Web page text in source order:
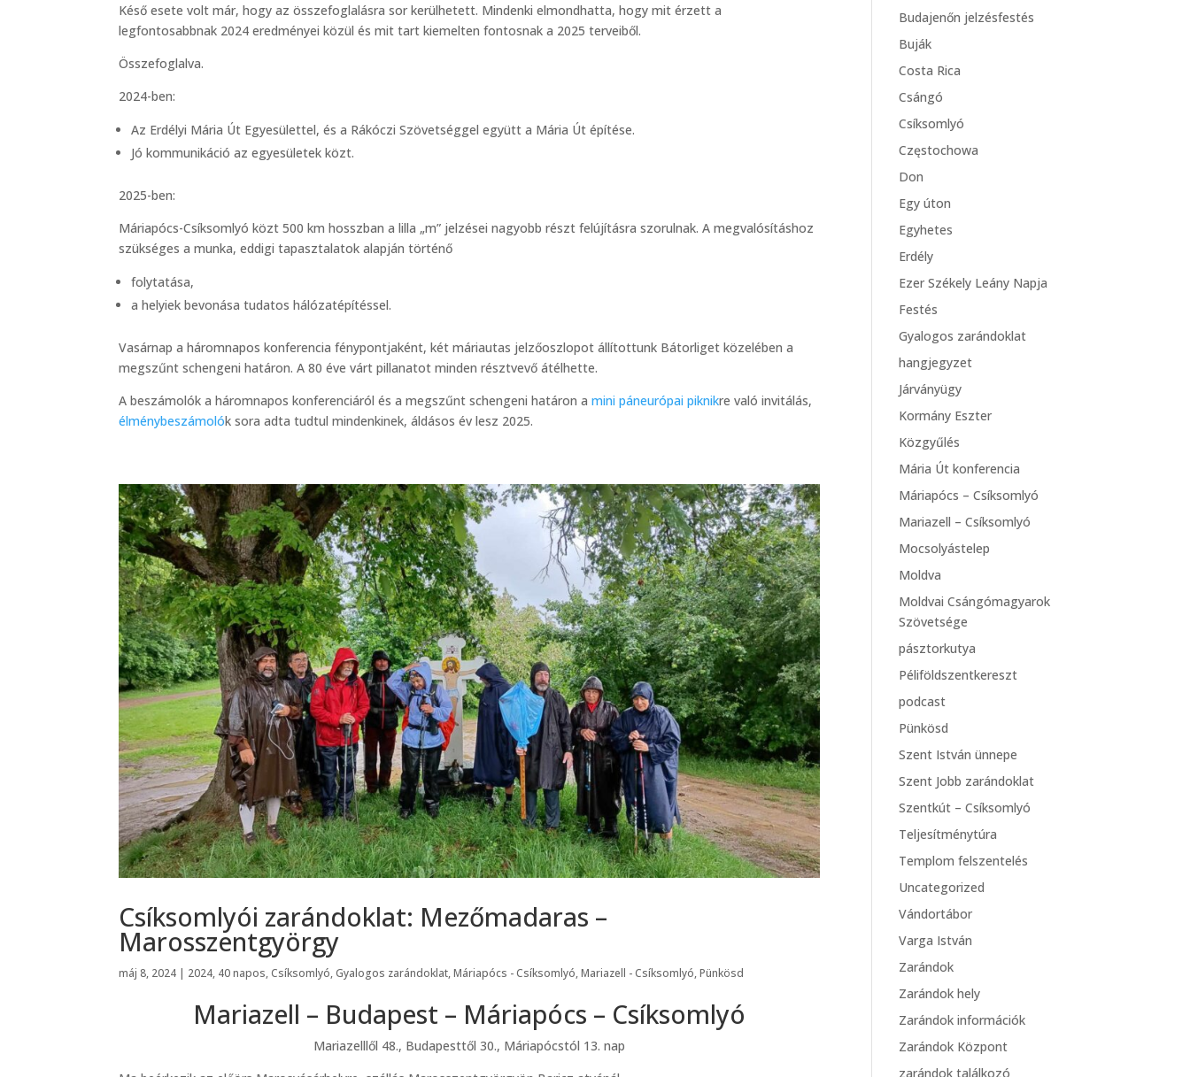
Késő esete volt már, hogy az összefoglalásra sor kerülhetett. Mindenki elmondhatta, hogy mit érzett a
legfontosabbnak 2024 eredményei közül és mit tart kiemelten fontosnak a 2025 terveiből.
Összefoglalva.
2024-ben:
Az Erdélyi Mária Út Egyesülettel, és a Rákóczi Szövetséggel együtt a Mária Út építése.
Jó kommunikáció az egyesületek közt.
2025-ben:
Máriapócs-Csíksomlyó közt 500 km hosszban a lilla „m” jelzései nagyobb részt felújításra szorulnak. A megvalósításhoz
szükséges a munka, eddigi tapasztalatok alapján történő
folytatása,
a helyiek bevonása tudatos hálózatépítéssel.
Vasárnap a háromnapos konferencia fénypontjaként, két máriautas jelzőoszlopot állítottunk Bátorliget közelében a
megszűnt schengeni határon. A 80 éve várt pillanatot minden résztvevő átélhette.
A beszámolók a háromnapos konferenciáról és a megszűnt schengeni határon amini páneurópai piknikre való invitálás,
élménybeszámolók sora adta tudtul mindenkinek, áldásos év lesz 2025.
Csíksomlyói zarándoklat: Mezőmadaras –
Marosszentgyörgy
máj 8, 2024 | 2024, 40 napos,Csíksomlyó,Gyalogos zarándoklat,Máriapócs - Csíksomlyó,Mariazell - Csíksomlyó,Pünkösd
Mariazell – Budapest – Máriapócs – Csíksomlyó
Mariazelllől 48., Budapesttől 30., Máriapócstól 13. nap
Budajenőn jelzésfestés
Buják
Costa Rica
Csángó
Csíksomlyó
Częstochowa
Don
Egy úton
Egyhetes
Erdély
Ezer Székely Leány Napja
Festés
Gyalogos zarándoklat
hangjegyzet
Járványügy
Kormány Eszter
Közgyűlés
Mária Út konferencia
Máriapócs – Csíksomlyó
Mariazell – Csíksomlyó
Mocsolyástelep
Moldva
Moldvai Csángómagyarok
Szövetsége
pásztorkutya
Péliföldszentkereszt
podcast
Pünkösd
Szent István ünnepe
Szent Jobb zarándoklat
Szentkút – Csíksomlyó
Teljesítménytúra
Templom felszentelés
Uncategorized
Vándortábor
Varga István
Zarándok
Zarándok hely
Zarándok információk
Zarándok Központ
zarándok találkozó